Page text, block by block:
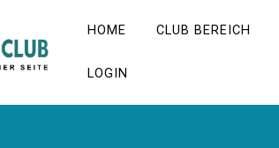
HOME CLUB BEREICH
LOGIN